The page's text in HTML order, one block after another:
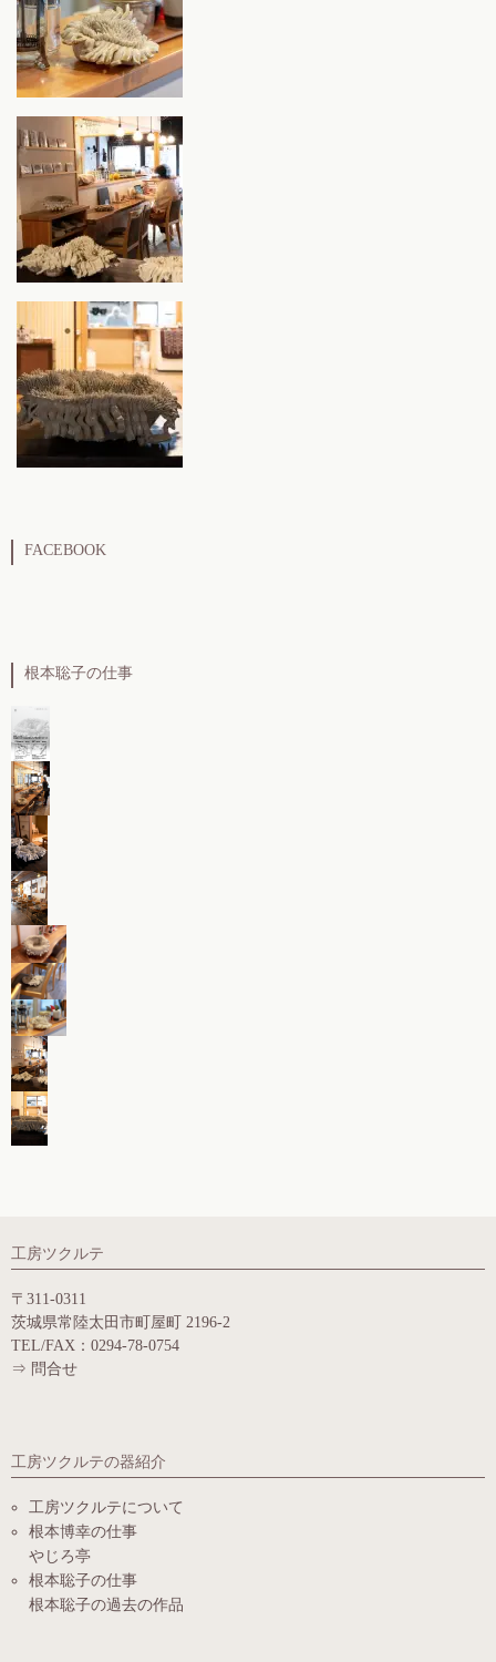
FACEBOOK
根本聡子の仕事
工房ツクルテ
〒311-0311
茨城県常陸太田市町屋町 2196-2
TEL/FAX：0294-78-0754
⇒ 問合せ
工房ツクルテの器紹介
工房ツクルテについて
根本博幸の仕事
やじろ亭
根本聡子の仕事
根本聡子の過去の作品